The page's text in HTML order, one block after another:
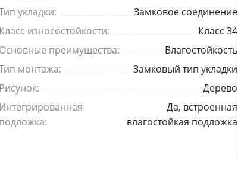
укладки:
Замковое соединение
Класс износостойкости:
Класс 34
Основные преимущества:
Влагостойкость
монтажа:
Замковый тип укладки
Рисунок:
Дерево
Интегрированная
подложка:
Да, встроенная
влагостойкая подложка